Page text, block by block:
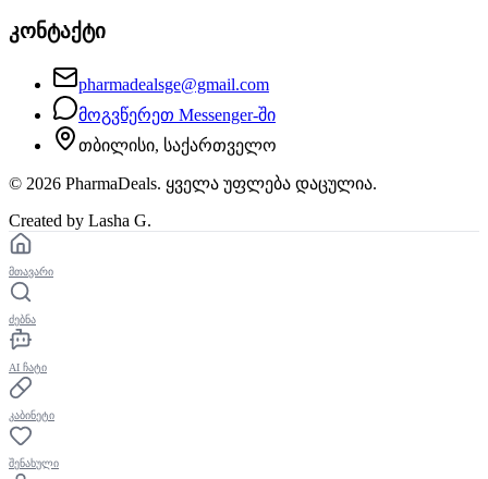
კონტაქტი
pharmadealsge@gmail.com
მოგვწერეთ Messenger-ში
თბილისი, საქართველო
© 2026 PharmaDeals. ყველა უფლება დაცულია.
Created by Lasha G.
მთავარი
ძებნა
AI ჩატი
კაბინეტი
შენახული